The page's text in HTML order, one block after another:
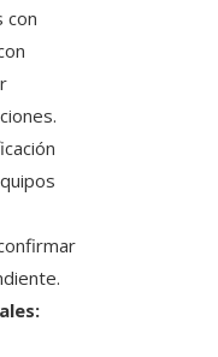
con